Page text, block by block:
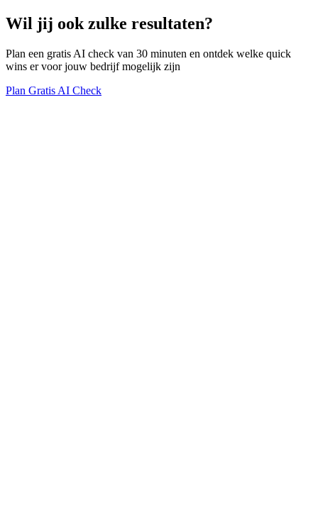
Wil jij ook zulke resultaten?
Plan een gratis AI check van 30 minuten en ontdek welke quick
wins er voor jouw bedrijf mogelijk zijn
Plan Gratis AI Check